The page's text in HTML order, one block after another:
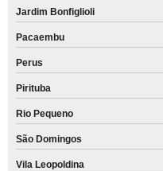
Jardim Bonfiglioli
Pacaembu
Perus
Pirituba
Rio Pequeno
São Domingos
Vila Leopoldina